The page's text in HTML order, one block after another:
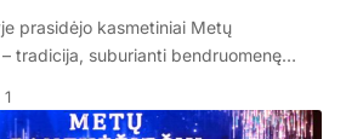
prasidėjo kasmetiniai Metų
tradicija, suburianti bendruomenę…